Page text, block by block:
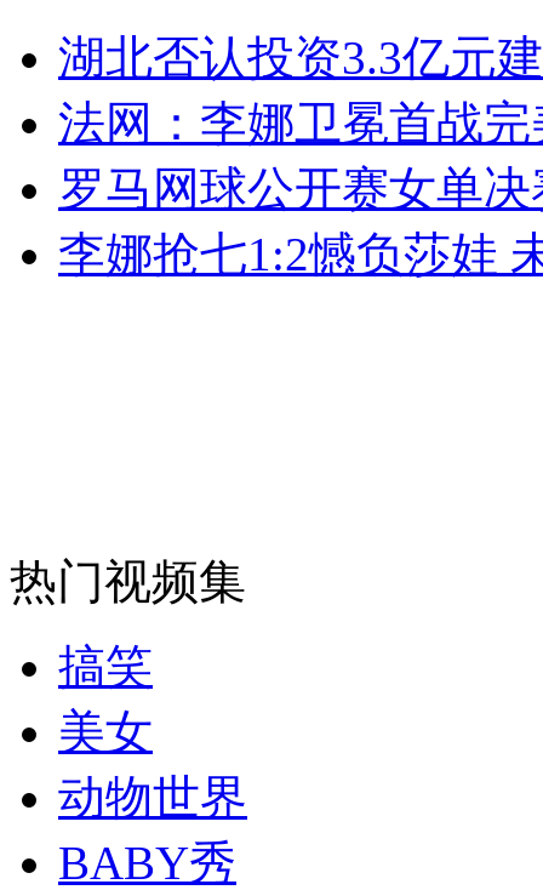
山西运城恶犬咬伤多人 警民合力深夜将其击毙
女孩北京地铁殴打老人 痛下狠手拳打脚踢
安徽一实载49人客车翻车
走！跟着总书记去植树
消防员救轻生者 花炮节热闹非凡
湖北否认投资3.3亿元
法网：李娜卫冕首战
罗马网球公开赛女单
李娜抢七1:2憾负莎娃
热门视频集
搞笑
美女
动物世界
BABY秀